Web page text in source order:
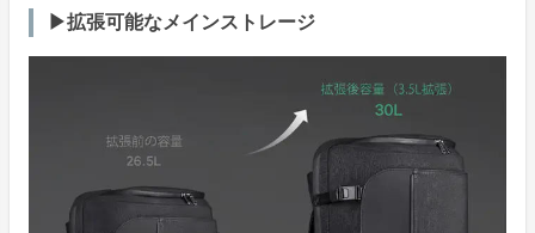
▶拡張可能なメインストレージ